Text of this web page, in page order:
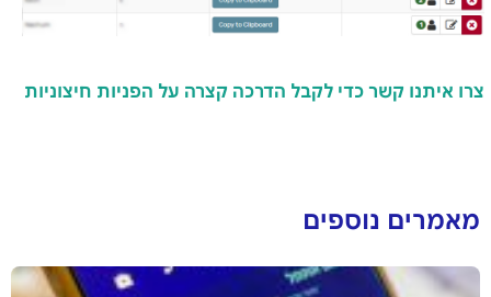
צרו איתנו קשר כדי לקבל הדרכה קצרה על הפניות חיצוניות
מאמרים נוספים